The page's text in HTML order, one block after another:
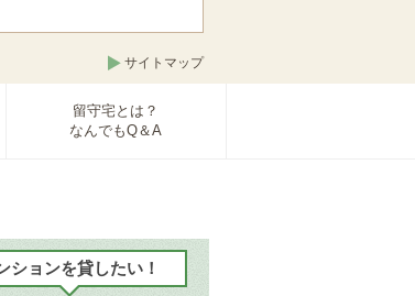
サイトマップ
留守宅とは？
なんでもQ＆A
ションを貸したい！